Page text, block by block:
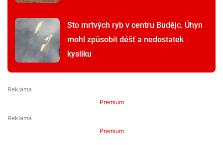
Sto mrtvých ryb v centru Budějc. Úhyn
mohl způsobit déšť a nedostatek
kyslíku
Premium
Premium